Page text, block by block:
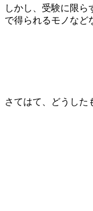
しかし、受験に限ら
で得られるモノなど
さてはて、どうした